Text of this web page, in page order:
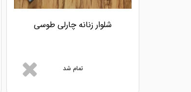
شلوار زنانه چارلی طوسی
تمام شد